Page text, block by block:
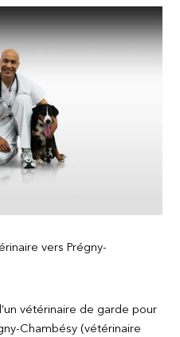
vers Prégny-
vétérinaire de garde pour
Chambésy (vétérinaire